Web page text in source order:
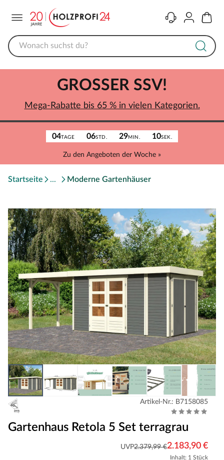
KontaktKonto
04TAGE 06STD. 29MIN. 10SEK.
Zu den Angeboten der Woche »
GROSSER SSV!
Mega-Rabatte bis 65 % in vielen Kategorien.
Startseite Moderne Gartenhäuser
Artikel-Nr.: B7158085
Gartenhaus Retola 5 Set terragrau
UVP2.379,99 €2.183,90 €
Inhalt: 1 Stück